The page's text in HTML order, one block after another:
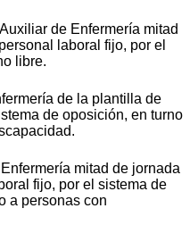
de Enfermería mitad
laboral fijo, por el
libre.
de la plantilla de
de oposición, en turno
mitad de jornada
fijo, por el sistema de
a personas con